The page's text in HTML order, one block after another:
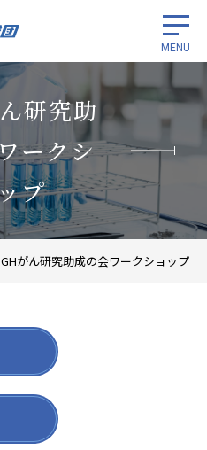
MENU
EN
研究助
ークシ
プ
がん研究助成の会ワークショップ